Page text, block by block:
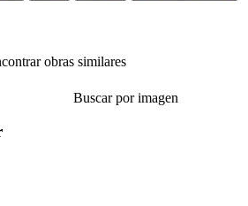
obras similares
Buscar por imagen